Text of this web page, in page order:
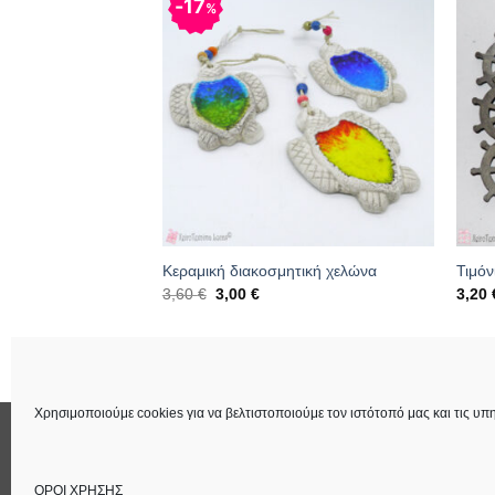
Χρησιμοποιούμε cookies για να βελτιστοποιούμε τον ιστότοπό μας και τις
ΟΡΟΙ ΧΡΗΣΗΣ
17%
Κεραμική διακοσμητική χελώνα
3,60€ Original
3,00€Η
3,20